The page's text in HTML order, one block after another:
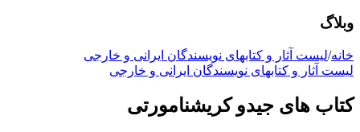
وبلاگ
خانه/لیست آثار و کتابهای نویسندگان ایرانی و خارجی
لیست آثار و کتابهای نویسندگان ایرانی و خارجی
کتاب های جیدو کریشنامورتی